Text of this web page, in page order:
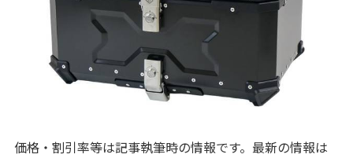
価格・割引率等は記事執筆時の情報です。最新の情報は